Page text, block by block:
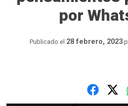
por
Publicado el 28 febrero, 2023